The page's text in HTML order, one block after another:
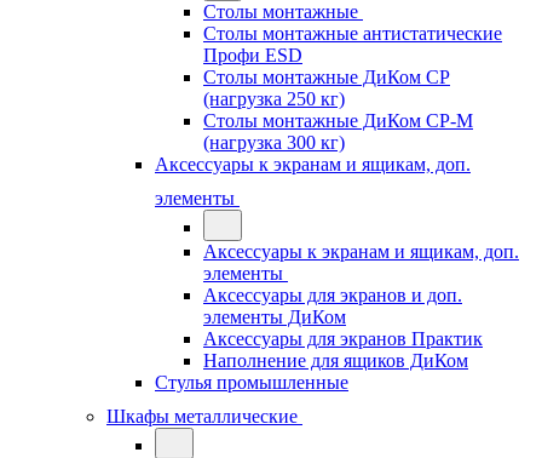
Столы монтажные
Столы монтажные антистатические
Профи ESD
Столы монтажные ДиКом СР
(нагрузка 250 кг)
Столы монтажные ДиКом СР-М
(нагрузка 300 кг)
Аксессуары к экранам и ящикам, доп.
элементы
Аксессуары к экранам и ящикам, доп.
элементы
Аксессуары для экранов и доп.
элементы ДиКом
Аксессуары для экранов Практик
Наполнение для ящиков ДиКом
Стулья промышленные
Шкафы металлические